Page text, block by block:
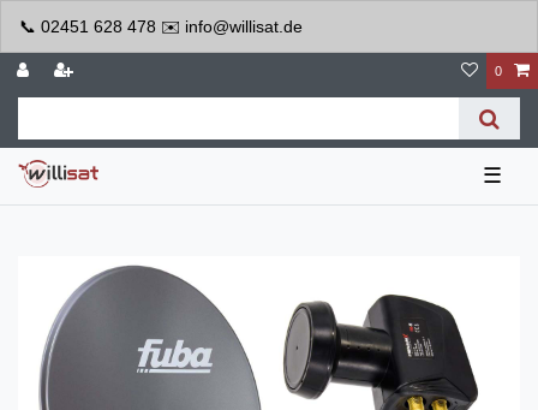
📞 02451 628 478 ✉️ info@willisat.de
0
☰